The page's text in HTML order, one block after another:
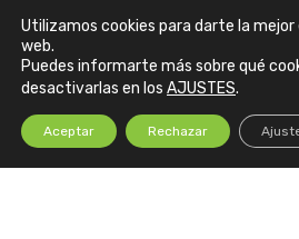
Utilizamos cookies para darte la
web.
Puedes informarte más sobre qué
desactivarlas en los AJUSTES.
Aceptar Rechazar